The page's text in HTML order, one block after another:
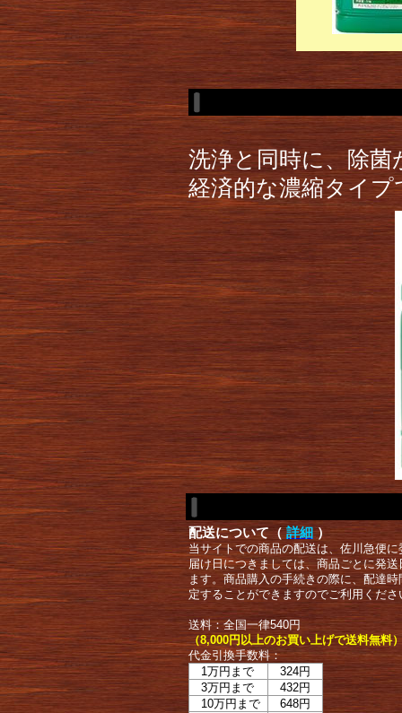
洗浄と同時に、除
経済的な濃縮タイ
配送について（ 詳細 ）
当サイトでの商品の配送は、佐川急便
届け日につきましては、商品ごとに発
ます。商品購入の手続きの際に、配達
定することができますのでご利用くださ
送料：全国一律540円
（8,000円以上のお買い上げで送料無料
代金引換手数料：
1万円まで
324円
3万円まで
432円
10万円まで
648円